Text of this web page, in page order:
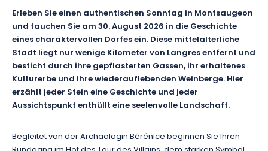
Erleben Sie einen authentischen Sonntag in Montsaugeon
und tauchen Sie am 30. August 2026 in die Geschichte
eines charaktervollen Dorfes ein. Diese mittelalterliche
Stadt liegt nur wenige Kilometer von Langres entfernt und
besticht durch ihre gepflasterten Gassen, ihr erhaltenes
Kulturerbe und ihre wiederauflebenden Weinberge. Hier
erzählt jeder Stein eine Geschichte und jeder
Aussichtspunkt enthüllt eine seelenvolle Landschaft.
Begleitet von der Archäologin Bérénice beginnen Sie Ihren